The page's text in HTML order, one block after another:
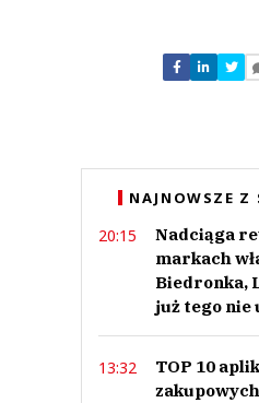
Nie znaleziono
Zostaw swoje
NAJNOWSZE Z
20:15
Nadciąga
markach
Biedronka,
już tego nie
13:32
TOP 10